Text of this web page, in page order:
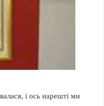
і ось нарешті ми